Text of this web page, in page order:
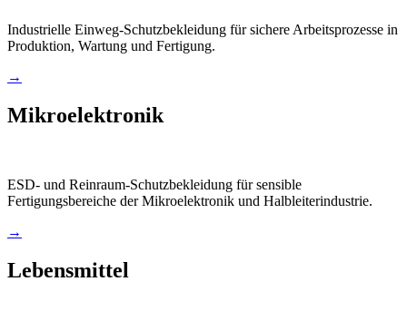
Industrielle Einweg-Schutzbekleidung für sichere Arbeitsprozesse in
Produktion, Wartung und Fertigung.
→
Mikroelektronik
ESD- und Reinraum-Schutzbekleidung für sensible
Fertigungsbereiche der Mikroelektronik und Halbleiterindustrie.
→
Lebensmittel